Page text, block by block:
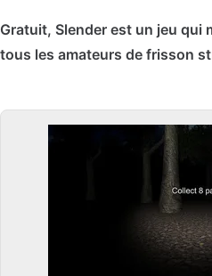
Gratuit, Slender est un jeu qui
tous les amateurs de frisson